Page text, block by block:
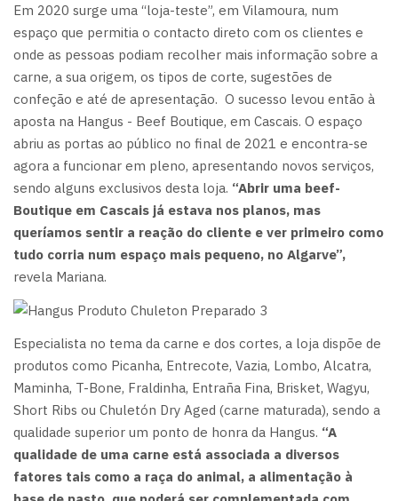
Em 2020 surge uma “loja-teste”, em Vilamoura, num
espaço que permitia o contacto direto com os clientes e
onde as pessoas podiam recolher mais informação sobre a
carne, a sua origem, os tipos de corte, sugestões de
confeção e até de apresentação. O sucesso levou então à
aposta na Hangus - Beef Boutique, em Cascais. O espaço
abriu as portas ao público no final de 2021 e encontra-se
agora a funcionar em pleno, apresentando novos serviços,
sendo alguns exclusivos desta loja. “Abrir uma beef-
Boutique em Cascais já estava nos planos, mas
queríamos sentir a reação do cliente e ver primeiro como
tudo corria num espaço mais pequeno, no Algarve”,
revela Mariana.
Especialista no tema da carne e dos cortes, a loja dispõe de
produtos como Picanha, Entrecote, Vazia, Lombo, Alcatra,
Maminha, T-Bone, Fraldinha, Entraña Fina, Brisket, Wagyu,
Short Ribs ou Chuletón Dry Aged (carne maturada), sendo a
qualidade superior um ponto de honra da Hangus. “A
qualidade de uma carne está associada a diversos
fatores tais como a raça do animal, a alimentação à